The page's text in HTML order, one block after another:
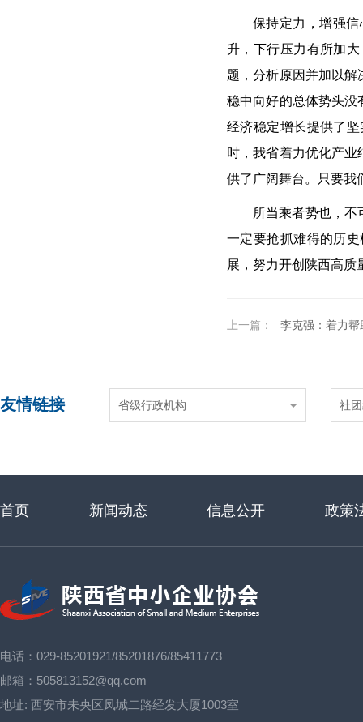
保持定力，增强
升，下行压力有所加
题，分析原因并加以解
稳中向好的总体势头没
经济稳定增长提供了
时，我省着力优化产
供了广阔舞台。只要我
所当乘者势也，
一定要抢抓难得的历
展，努力开创陕西高质
上一篇： 李克强：着力帮助民
友情链接 省级行政机构 社
首页 新闻动态 信息公开 政策
电话：029-85201921/85201876/85411773
邮箱：505813152@qq.com
地址: 西安市未央区凤城二路经发大厦1003室